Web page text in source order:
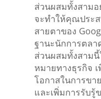
ส่วนผสมทั้งสาม
จะทำให้คุณประ
สายตาของ
ฐานะนักการตล
ส่วนผสมทั้งสาม
หมายทางธุรกิจ
โอกาสในการขา
และเพิ่มการรับ